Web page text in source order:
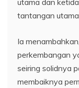
tantangan
Ia
perkembangan
seiring solidnya
membaiknya